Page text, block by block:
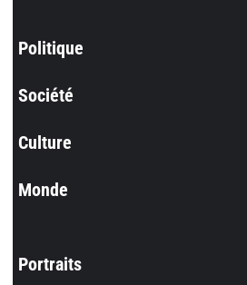
Politique
Société
Culture
Monde
Portraits